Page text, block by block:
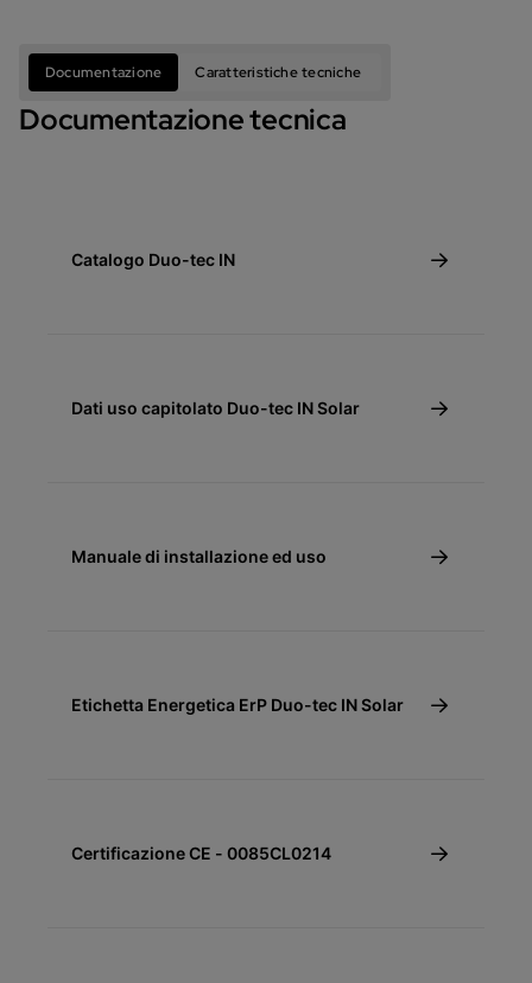
Documentazione Caratteristiche tecniche
Documentazione tecnica
Catalogo Duo-tec IN
Dati uso capitolato Duo-tec IN Solar
Manuale di installazione ed uso
Etichetta Energetica ErP Duo-tec IN Solar
Certificazione CE - 0085CL0214